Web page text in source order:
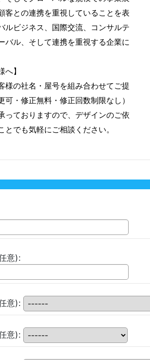
客との連携を重視していることを表
ルビジネス、国際交流、コンサルテ
バル、そして連携を重視する企業に
へ】
様の社名・屋号を組み合わせてご提
・修正無料・修正回数制限なし）
っておりますので、デザインのご依
でも気軽にご相談ください。
意):
意):
意):